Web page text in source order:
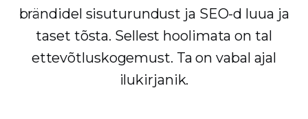
brändidel sisuturundust ja SEO-d luua ja
taset tõsta. Sellest hoolimata on tal
ettevõtluskogemust. Ta on vabal ajal
ilukirjanik.